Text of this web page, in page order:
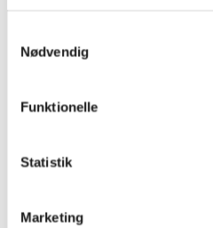
Nødvendig
Funktionelle
Statistik
Marketing